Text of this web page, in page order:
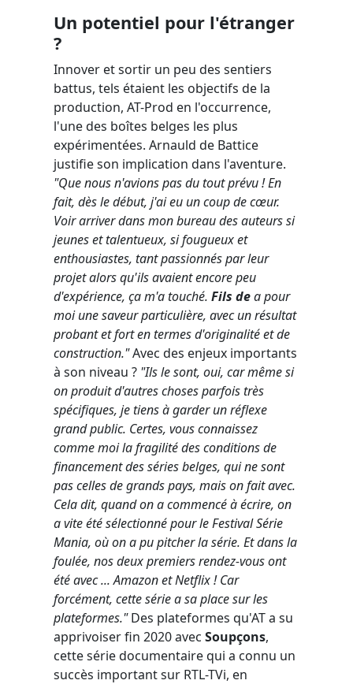
Un potentiel pour l'étranger
?
Innover et sortir un peu des sentiers
battus, tels étaient les objectifs de la
production, AT-Prod en l'occurrence,
l'une des boîtes belges les plus
expérimentées. Arnauld de Battice
"Que nous n'avions pas du tout prévu ! En
fait, dès le début, j'ai eu un coup de cœur.
Voir arriver dans mon bureau des auteurs si
jeunes et talentueux, si fougueux et
enthousiastes, tant passionnés par leur
projet alors qu'ils avaient encore peu
d'expérience, ça m'a touché. Fils dea pour
moi une saveur particulière, avec un résultat
probant et fort en termes d'originalité et de
construction."Avec des enjeux importants
à son niveau ? "Ils le sont, oui, car même si
on produit d'autres choses parfois très
spécifiques, je tiens à garder un réflexe
grand public. Certes, vous connaissez
comme moi la fragilité des conditions de
financement des séries belges, qui ne sont
pas celles de grands pays, mais on fait avec.
Cela dit, quand on a commencé à écrire, on
a vite été sélectionné pour le Festival Série
Mania, où on a pu pitcher la série. Et dans la
foulée, nos deux premiers rendez-vous ont
été avec ... Amazon et Netflix ! Car
forcément, cette série a sa place sur les
plateformes."Des plateformes qu'AT a su
apprivoiser fin 2020 avec Soupçons,
cette série documentaire qui a connu un
succès important sur RTL-TVi, en